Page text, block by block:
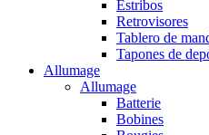
Estribos
Retrovisores
Tablero de
Tapones de
Allumage
Allumage
Batterie
Bobines